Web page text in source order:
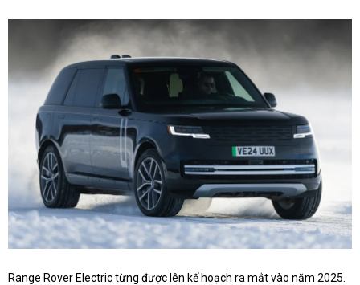
Range Rover Electric từng được lên kế hoạch ra mắt vào năm 2025.